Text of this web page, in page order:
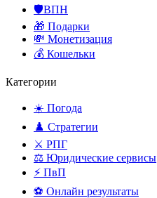
🛡️ВПН
🎁 Подарки
💸 Монетизация
💰 Кошельки
Категории
☀️ Погода
♟️ Стратегии
⚔️ РПГ
⚖️ Юридические сервисы
⚡ ПвП
⚽ Онлайн результаты